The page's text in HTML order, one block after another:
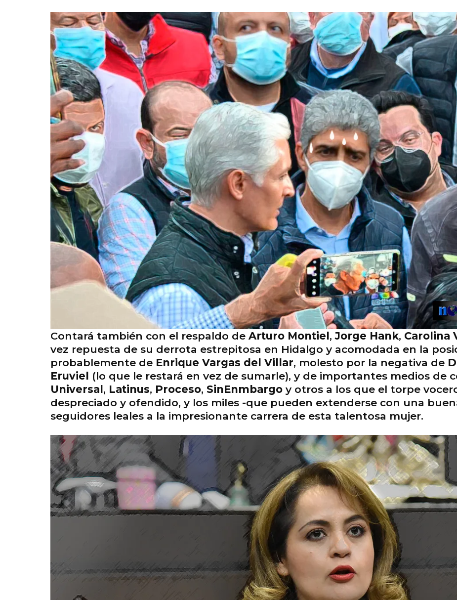
Contará también con el respaldo de Arturo Montiel,Jorge Hank, Carolina
vez repuesta de su derrota estrepitosa en Hidalgo y acomodada en la
probablemente de Enrique Vargas del Villar, molesto por la negativa de
Eruviel (lo que le restará en vez de sumarle), y de importantes medios de
Universal, Latinus, Proceso, SinEnmbargo y otros a los que el torpe
despreciado y ofendido, y los miles -que pueden extenderse con una
seguidores leales a la impresionante carrera de esta talentosa mujer.